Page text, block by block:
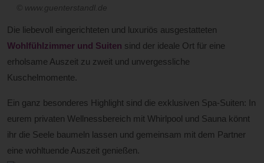
© www.guenterstandl.de
Die liebevoll eingerichteten und luxuriös ausgestatteten
Wohlfühlzimmer und Suiten sind der ideale Ort für eine
erholsame Auszeit zu zweit und unvergessliche
Kuschelmomente.
Ein ganz besonderes Highlight sind die exklusiven Spa-Suiten: In
eurem privaten Wellnessbereich mit Whirlpool und Sauna könnt
ihr die Seele baumeln lassen und gemeinsam mit dem Partner
eine wohltuende Auszeit genießen.